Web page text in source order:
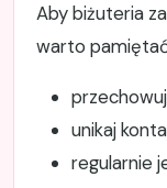
Aby biżuteria
warto
unikaj
regularnie